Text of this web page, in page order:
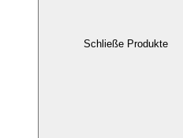
Schließe Produkte